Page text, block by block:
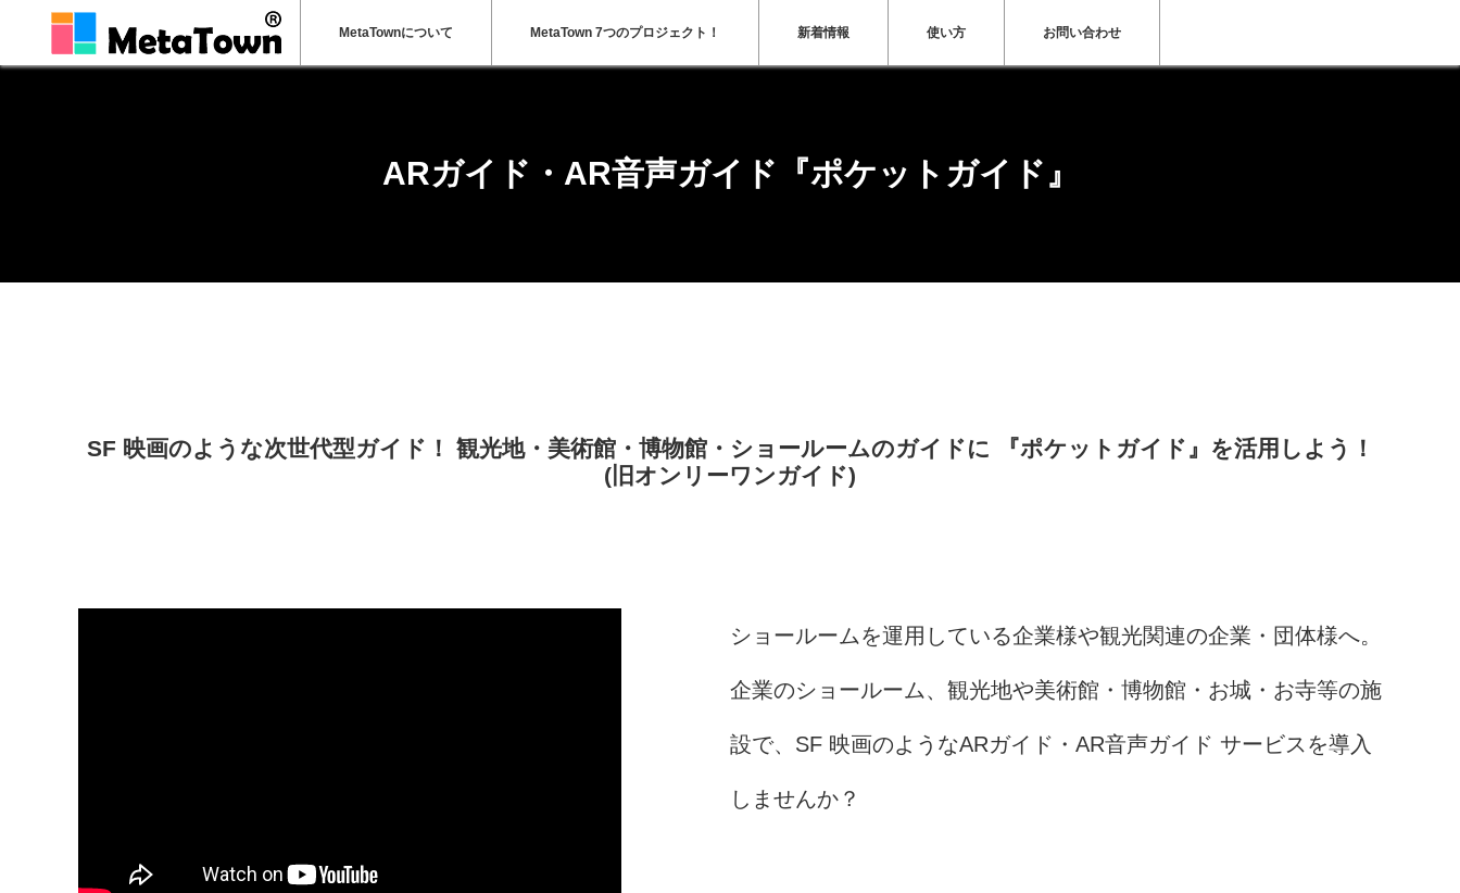
MetaTownについて MetaTown 7つのプロジェクト！ 新着情報 使い方 お問い合わせ
ARガイド・AR音声ガイド『ポケットガイド』
SF 映画のような次世代型ガイド！ 観光地・美術館・博物館・ショールームのガイドに 『ポケットガイド』を活用しよう！
(旧オンリーワンガイド)
ショールームを運用している企業様や観光関連の企業・団体様へ。
企業のショールーム、観光地や美術館・博物館・お城・お寺等の施
設で、SF 映画のようなARガイド・AR音声ガイド サービスを導入
しませんか？